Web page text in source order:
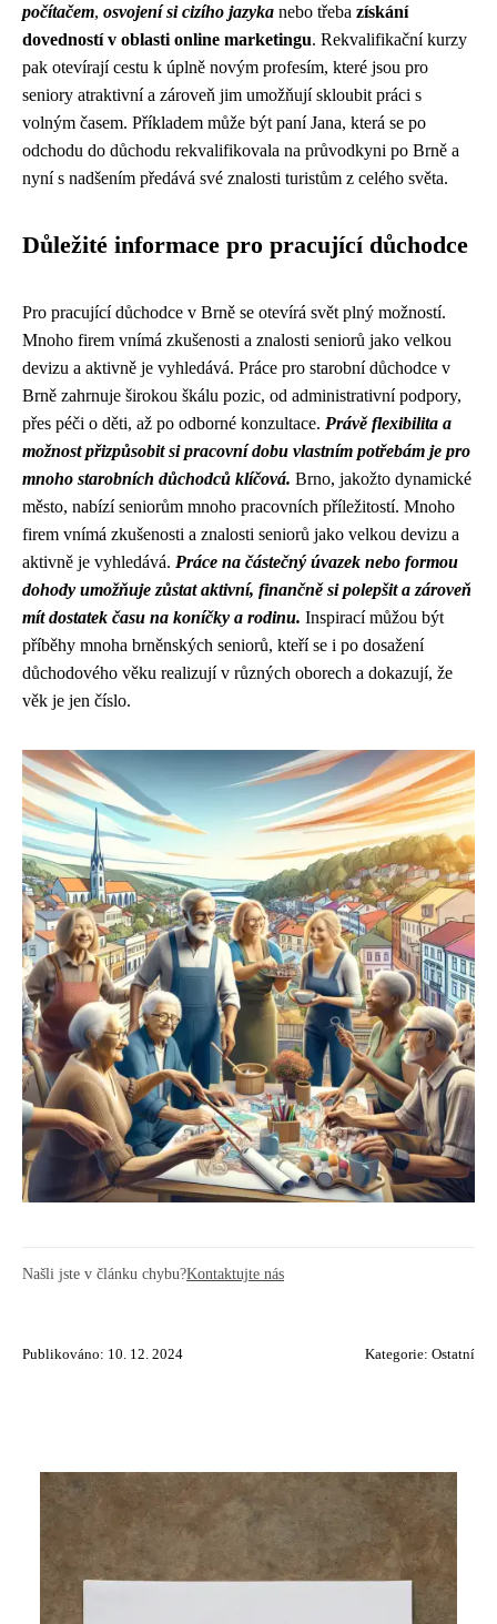
počítačem, osvojení si cizího jazyka nebo třeba získání
dovedností v oblasti online marketingu. Rekvalifikační kurzy
pak otevírají cestu k úplně novým profesím, které jsou pro
seniory atraktivní a zároveň jim umožňují skloubit práci s
volným časem. Příkladem může být paní Jana, která se po
odchodu do důchodu rekvalifikovala na průvodkyni po Brně a
nyní s nadšením předává své znalosti turistům z celého světa.
Důležité informace pro pracující důchodce
Pro pracující důchodce v Brně se otevírá svět plný možností.
Mnoho firem vnímá zkušenosti a znalosti seniorů jako velkou
devizu a aktivně je vyhledává. Práce pro starobní důchodce v
Brně zahrnuje širokou škálu pozic, od administrativní podpory,
přes péči o děti, až po odborné konzultace. Právě flexibilita a
možnost přizpůsobit si pracovní dobu vlastním potřebám je pro
mnoho starobních důchodců klíčová. Brno, jakožto dynamické
město, nabízí seniorům mnoho pracovních příležitostí. Mnoho
firem vnímá zkušenosti a znalosti seniorů jako velkou devizu a
aktivně je vyhledává. Práce na částečný úvazek nebo formou
dohody umožňuje zůstat aktivní, finančně si polepšit a zároveň
mít dostatek času na koníčky a rodinu. Inspirací můžou být
příběhy mnoha brněnských seniorů, kteří se i po dosažení
důchodového věku realizují v různých oborech a dokazují, že
věk je jen číslo.
Našli jste v článku chybu?Kontaktujte nás
Publikováno: 10. 12. 2024 Kategorie: Ostatní